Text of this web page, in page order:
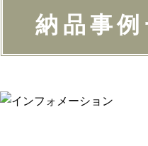
納品事